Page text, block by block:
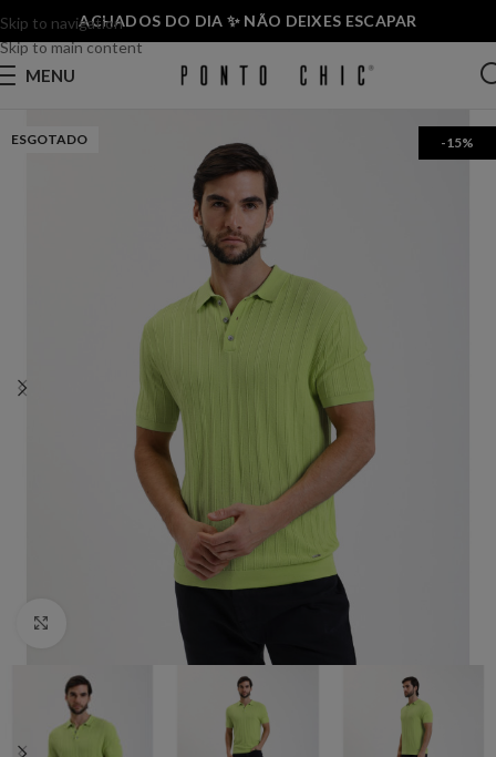
Skip to navigation
Skip to main content
ACHADOS DO DIA ✨ NÃO DEIXES ESCAPAR
MENU
ESGOTADO -15%